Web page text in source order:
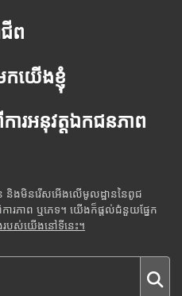
ព
យើងខ្ញុំ
រអនុវត្តឯកជនភាព
ន និងមិនរើសអើងលើមូលដ្ឋាននៃពូជ
ភាព ឬភេទ។ យើងក៏ផ្តល់ជំនួយផ្នែក
បស់យើងនៅទីនេះ។